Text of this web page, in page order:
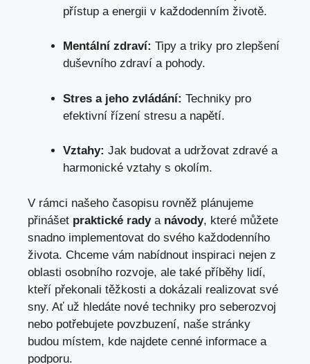
přístup a energii v každodenním životě.
Mentální zdraví: Tipy a triky pro zlepšení
duševního zdraví a pohody.
Stres a jeho zvládání: Techniky pro
efektivní řízení stresu a napětí.
Vztahy: Jak budovat a udržovat zdravé a
harmonické vztahy s okolím.
V rámci našeho časopisu rovněž plánujeme
přinášet praktické radya návody, které můžete
snadno implementovat do svého každodenního
života. Chceme vám nabídnout inspiraci nejen z
oblasti osobního rozvoje, ale také příběhy lidí,
kteří překonali těžkosti a dokázali realizovat své
sny. Ať už hledáte nové techniky pro seberozvoj
nebo potřebujete povzbuzení, naše stránky
budou místem, kde najdete cenné informace a
podporu.